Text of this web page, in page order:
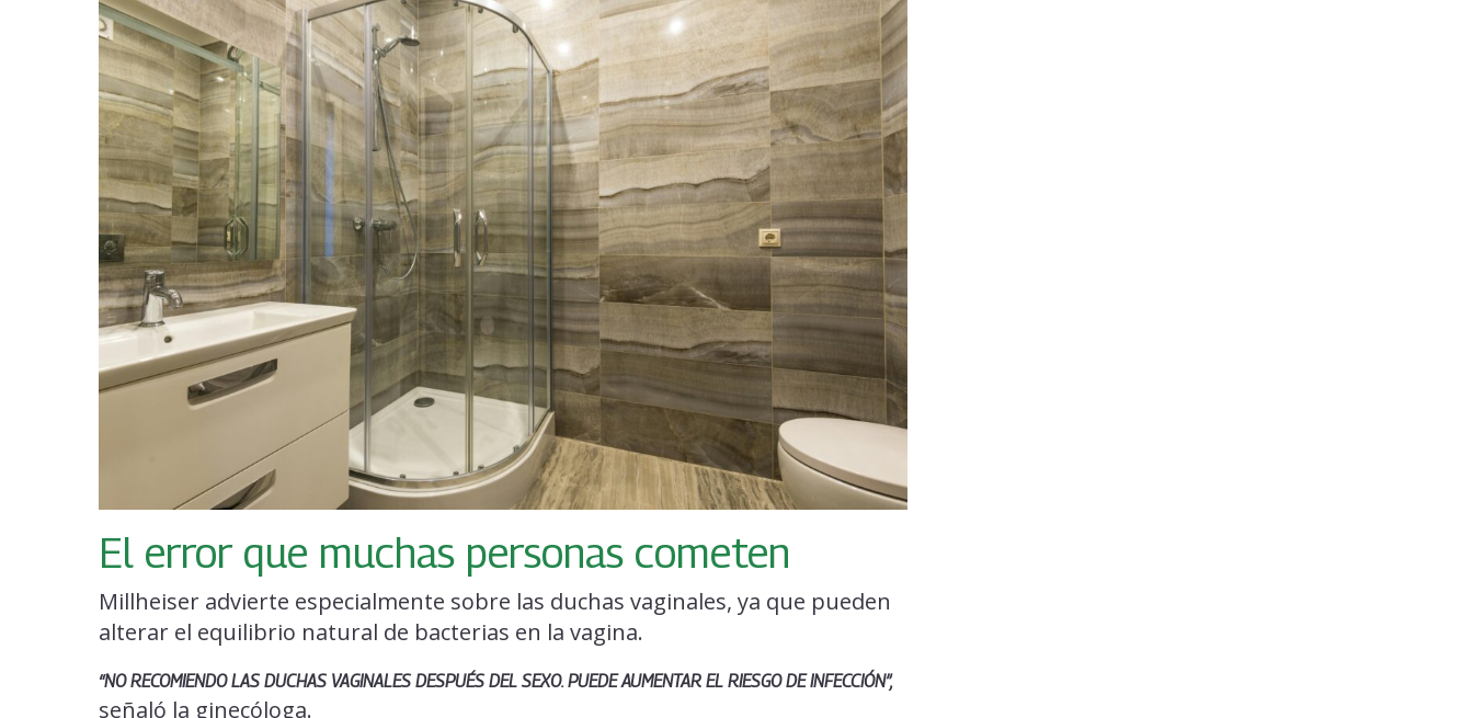
El error que muchas personas cometen
Millheiser advierte especialmente sobre las duchas vaginales, ya que pueden
alterar el equilibrio natural de bacterias en la vagina.
“NO RECOMIENDO LAS DUCHAS VAGINALES DESPUÉS DEL SEXO. PUEDE AUMENTAR EL RIESGO DE INFECCIÓN”,
señaló la ginecóloga.